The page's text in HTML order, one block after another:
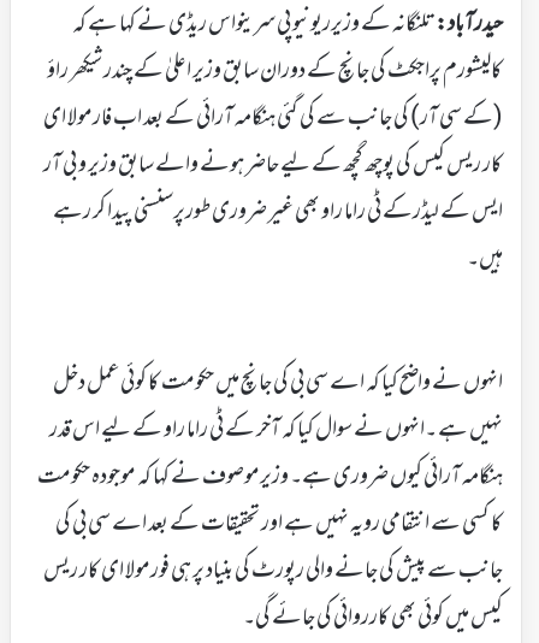
حیدرآباد:تلنگانہ کے وزیرریونیو پی سرینواس ریڈی نے کہا ہے کہ
کالیشورم پراجکٹ کی جانچ کے دوران سابق وزیر اعلیٰ کے چندر شیکھر راؤ
(کے سی آر) کی جانب سے کی گئی ہنگامہ آرائی کے بعد اب فارمولا ای
کار ریس کیس کی پوچھ گچھ کے لیے حاضر ہونے والے سابق وزیر و بی آر
ایس کے لیڈرکے ٹی راما راو بھی غیر ضروری طورپرسنسنی پیدا کر رہے
ہیں۔
انہوں نے واضح کیا کہ اے سی بی کی جانچ میں حکومت کا کوئی عمل دخل
نہیں ہے ۔انہوں نے سوال کیا کہ آخر کے ٹی راما راو کے لیے اس قدر
ہنگامہ آرائی کیوں ضروری ہے۔ وزیرموصوف نے کہا کہ موجودہ حکومت
کا کسی سے انتقامی رویہ نہیں ہے اور تحقیقات کے بعد اے سی بی کی
جانب سے پیش کی جانے والی رپورٹ کی بنیاد پر ہی فورمولا ای کار ریس
کیس میں کوئی بھی کارروائی کی جائے گی۔